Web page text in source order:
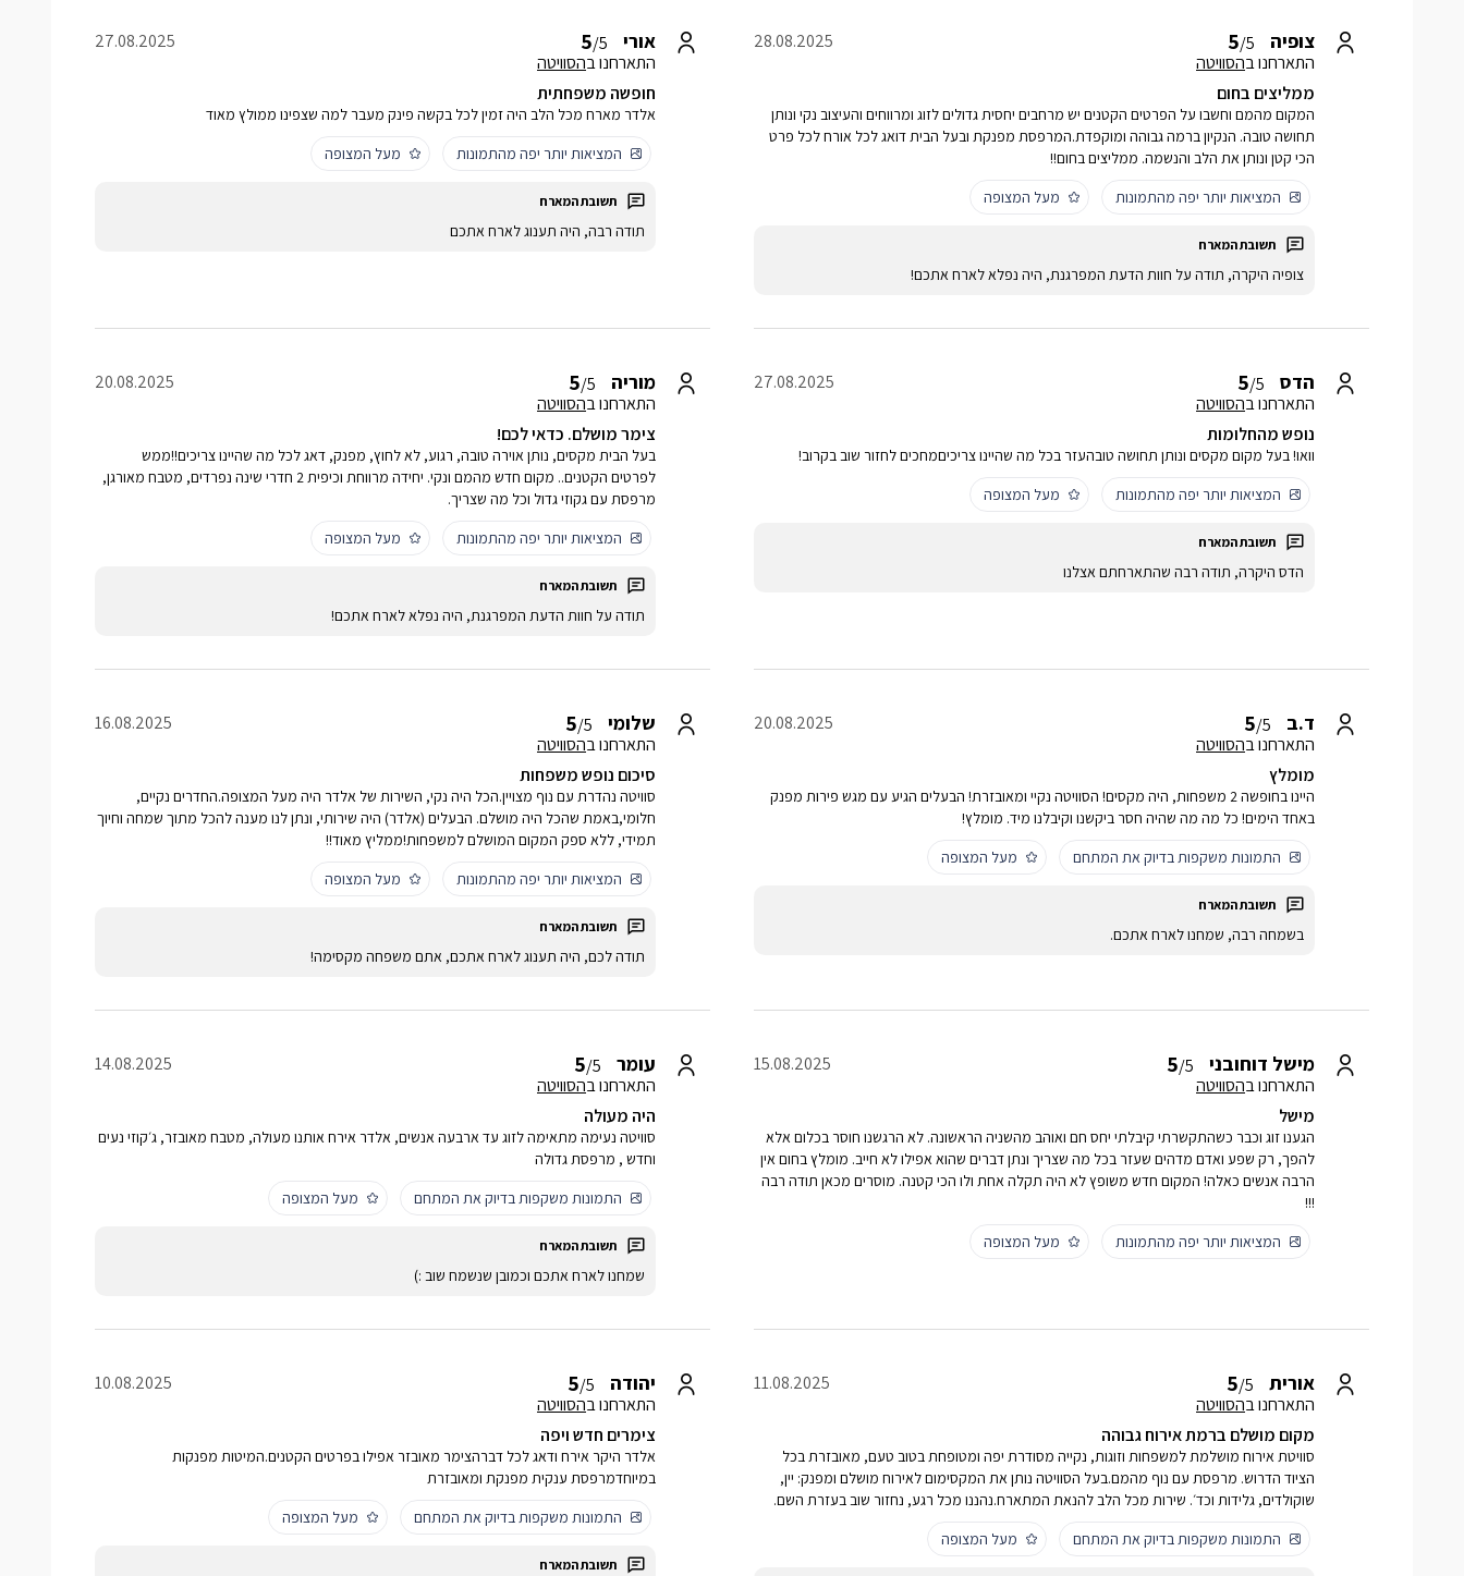
צופיה 5/5
התארחנו בהסוויטה
28.08.2025
ממליצים בחום
המקום מהמם וחשבו על הפרטים הקטנים יש מרחבים יחסית גדולים לזוג ומרווחים והעיצוב נקי ונותן
תחושה טובה. הנקיון ברמה גבוהה ומוקפדת.המרפסת מפנקת ובעל הבית דואג לכל אורח לכל פרט
הכי קטן ונותן את הלב והנשמה. ממליצים בחום!!
המציאות יותר יפה מהתמונות
מעל המצופה
צופיה היקרה, תודה על חוות הדעת המפרגנת, היה נפלא לארח אתכם!
אורי 5/5
התארחנו בהסוויטה
27.08.2025
חופשה משפחתית
אלדר מארח מכל הלב היה זמין לכל בקשה פינק מעבר למה שצפינו ממולץ מאוד
המציאות יותר יפה מהתמונות
מעל המצופה
תודה רבה, היה תענוג לארח אתכם
הדס 5/5
התארחנו בהסוויטה
27.08.2025
נופש מהחלומות
וואו! בעל מקום מקסים ונותן תחושה טובהעזר בכל מה שהיינו צריכיםמחכים לחזור שוב בקרוב!
המציאות יותר יפה מהתמונות
מעל המצופה
הדס היקרה, תודה רבה שהתארחתם אצלנו
מוריה 5/5
התארחנו בהסוויטה
20.08.2025
צימר מושלם. כדאי לכם!
בעל הבית מקסים, נותן אוירה טובה, רגוע, לא לחוץ, מפנק, דאג לכל מה שהיינו צריכים!!ממש
לפרטים הקטנים.. מקום חדש מהמם ונקי. יחידה מרווחת וכיפית 2 חדרי שינה נפרדים, מטבח מאורגן,
מרפסת עם גקוזי גדול וכל מה שצריך.
המציאות יותר יפה מהתמונות
מעל המצופה
תודה על חוות הדעת המפרגנת, היה נפלא לארח אתכם!
ד.ב 5/5
התארחנו בהסוויטה
20.08.2025
מומלץ
היינו בחופשה 2 משפחות, היה מקסים! הסוויטה נקיי ומאובזרת! הבעלים הגיע עם מגש פירות מפנק
באחד הימים! כל מה מה שהיה חסר ביקשנו וקיבלנו מיד. מומלץ!
התמונות משקפות בדיוק את המתחם
מעל המצופה
בשמחה רבה, שמחנו לארח אתכם.
שלומי 5/5
התארחנו בהסוויטה
16.08.2025
סיכום נופש משפחות
סוויטה נהדרת עם נוף מצויין.הכל היה נקי, השירות של אלדר היה מעל המצופה.החדרים נקיים,
חלומי,באמת שהכל היה מושלם. הבעלים (אלדר) היה שירותי, ונתן לנו מענה להכל מתוך שמחה וחיוך
תמידי, ללא ספק המקום המושלם למשפחות!ממליץ מאוד!!
המציאות יותר יפה מהתמונות
מעל המצופה
תודה לכם, היה תענוג לארח אתכם, אתם משפחה מקסימה!
מישל דוחובני 5/5
התארחנו בהסוויטה
15.08.2025
מישל
הגענו זוג וכבר כשהתקשרתי קיבלתי יחס חם ואוהב מהשניה הראשונה. לא הרגשנו חוסר בכלום אלא
להפך, רק שפע ואדם מדהים שעזר בכל מה שצריך ונתן דברים שהוא אפילו לא חייב. מומלץ בחום אין
הרבה אנשים כאלה! המקום חדש משופץ לא היה תקלה אחת ולו הכי קטנה. מוסרים מכאן תודה רבה
!!!
המציאות יותר יפה מהתמונות
מעל המצופה
עומר 5/5
התארחנו בהסוויטה
14.08.2025
היה מעולה
סוויטה נעימה מתאימה לזוג עד ארבעה אנשים, אלדר אירח אותנו מעולה, מטבח מאובזר, ג׳קוזי נעים
וחדש , מרפסת גדולה
התמונות משקפות בדיוק את המתחם
מעל המצופה
שמחנו לארח אתכם וכמובן שנשמח שוב :)
אורית 5/5
התארחנו בהסוויטה
11.08.2025
מקום מושלם ברמת אירוח גבוהה
סוויטת אירוח מושלמת למשפחות וזוגות, נקייה מסודרת יפה ומטופחת בטוב טעם, מאובזרת בכל
הציוד הדרוש. מרפסת עם נוף מהמם.בעל הסוויטה נותן את המקסימום לאירוח מושלם ומפנק: יין,
שוקולדים, גלידות וכד׳. שירות מכל הלב להנאת המתארח.נהננו מכל רגע, נחזור שוב בעזרת השם.
התמונות משקפות בדיוק את המתחם
מעל המצופה
יהודה 5/5
התארחנו בהסוויטה
10.08.2025
צימרים חדש ויפה
אלדר היקר אירח ודאג לכל דברהצימר מאובזר אפילו בפרטים הקטנים.המיטות מפנקות
במיוחדמרפסת ענקית מפנקת ומאובזרת
התמונות משקפות בדיוק את המתחם
מעל המצופה